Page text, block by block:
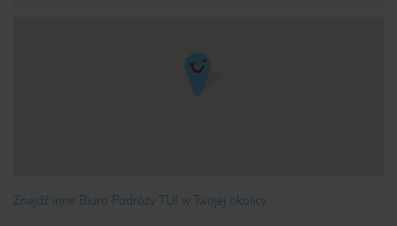
Znajdź inne Biuro Podróży TUI w Twojej okolicy